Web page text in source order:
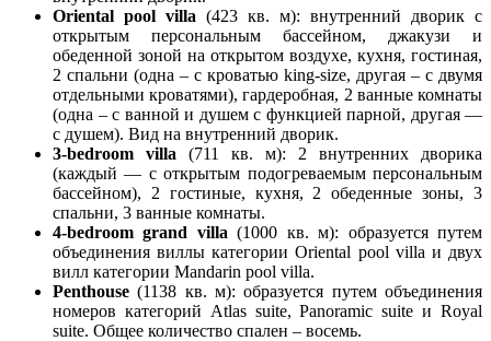
Oriental pool villa (423 кв. м): внутренний дворик с
открытым персональным бассейном, джакузи и
обеденной зоной на открытом воздухе, кухня, гостиная,
2 спальни (одна – с кроватью king-size, другая – с двумя
отдельными кроватями), гардеробная, 2 ванные комнаты
(одна – с ванной и душем с функцией парной, другая —
с душем). Вид на внутренний дворик.
3-bedroom villa (711 кв. м): 2 внутренних дворика
(каждый — с открытым подогреваемым персональным
бассейном), 2 гостиные, кухня, 2 обеденные зоны, 3
спальни, 3 ванные комнаты.
4-bedroom grand villa (1000 кв. м): образуется путем
объединения виллы категории Oriental pool villa и двух
вилл категории Mandarin pool villa.
Penthouse (1138 кв. м): образуется путем объединения
номеров категорий Atlas suite, Panoramic suite и Royal
suite. Общее количество спален – восемь.